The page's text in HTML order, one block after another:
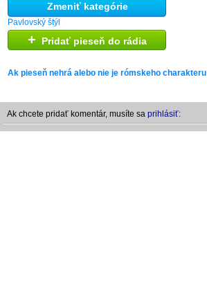
Zmeniť kategórie
Pavlovský štýl
+ Pridať pieseň do rádia
Ak pieseň nehrá alebo nie je rómskeho charakteru
Ak chcete pridať komentár, musíte sa prihlásiť: